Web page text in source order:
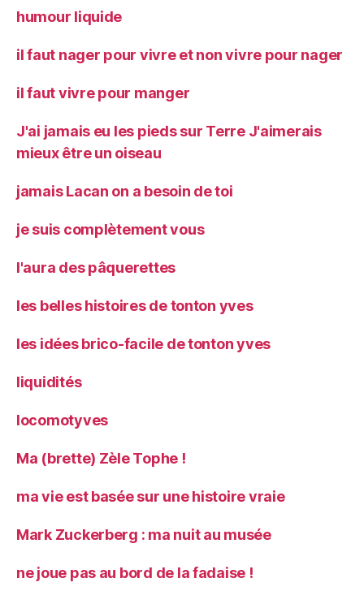
humour liquide
il faut nager pour vivre et non vivre pour nager
il faut vivre pour manger
J'ai jamais eu les pieds sur Terre J'aimerais
mieux être un oiseau
jamais Lacan on a besoin de toi
je suis complètement vous
l'aura des pâquerettes
les belles histoires de tonton yves
les idées brico-facile de tonton yves
liquidités
locomotyves
Ma (brette) Zèle Tophe !
ma vie est basée sur une histoire vraie
Mark Zuckerberg : ma nuit au musée
ne joue pas au bord de la fadaise !